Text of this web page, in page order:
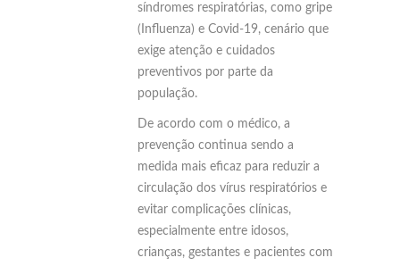
síndromes respiratórias, como gripe
(Influenza) e Covid-19, cenário que
exige atenção e cuidados
preventivos por parte da
população.
De acordo com o médico, a
prevenção continua sendo a
medida mais eficaz para reduzir a
circulação dos vírus respiratórios e
evitar complicações clínicas,
especialmente entre idosos,
crianças, gestantes e pacientes com